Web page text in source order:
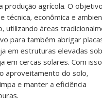
produção agrícola. O
técnica, econômica e
utilizando áreas
para também abrigar
em estruturas elevadas
em cercas solares. Com
aproveitamento do solo,
e manter a eficiência